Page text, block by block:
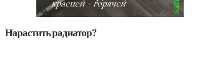
Нарастить радиатор?